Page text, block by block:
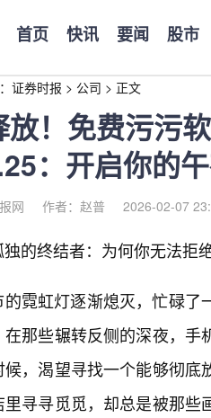
首页 快讯 要闻 股市
证券时报 > 公司 > 正文
放！免费污污
：开启你的
网 作者：赵普 2026-02-07
独的终结者：为何你无法拒
的霓虹灯逐渐熄灭，忙碌
在那些辗转反侧的深夜，
候，渴望寻找一个能够彻
里寻寻觅觅，却总是被那